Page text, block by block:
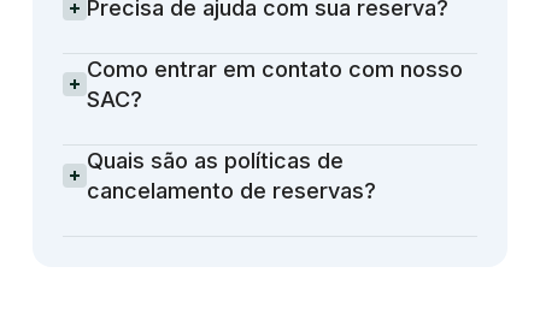
Precisa de ajuda com sua reserva?
Como entrar em contato com nosso
SAC?
Quais são as políticas de
cancelamento de reservas?